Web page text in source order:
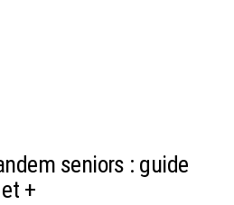
seniors : guide
+